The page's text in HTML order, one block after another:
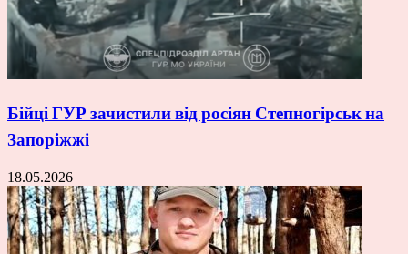
Бійці ГУР зачистили від росіян Степногірськ на
Запоріжжі
18.05.2026